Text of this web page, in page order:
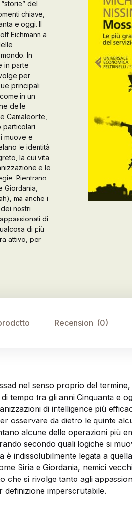
del
chiave,
e oggi. Il
Eichmann a
In
in parte
per
principali
in un
delle
Camaleonte,
particolari
muove e
le identità
la cui vita
e le
Rientrano
Giordania,
ma anche i
nostri
di
di più
attivo, per
Recensioni (0)
nel senso proprio del
tempo tra gli anni Cinquanta e
di intelligence più
osservare da dietro le quinte
alcune delle operazioni più
secondo quali logiche si
è indissolubilmente legata a
Siria e Giordania, nemici
che si rivolge tanto agli
definizione imperscrutabile.